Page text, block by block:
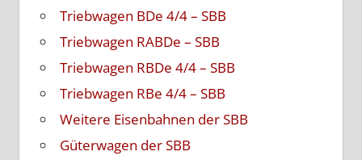
Triebwagen BDe 4/4 – SBB
Triebwagen RABDe – SBB
Triebwagen RBDe 4/4 – SBB
Triebwagen RBe 4/4 – SBB
Weitere Eisenbahnen der SBB
Güterwagen der SBB